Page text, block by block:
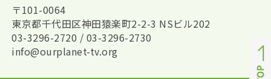
〒101-0064
東京都千代田区神田猿楽町2-2-3 NSビル202
03-3296-2720 / 03-3296-2730
info@ourplanet-tv.org